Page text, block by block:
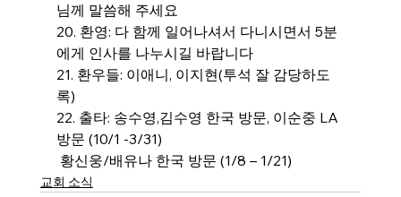
님께 말씀해 주세요
20. 환영: 다 함께 일어나셔서 다니시면서 5분
에게 인사를 나누시길 바랍니다
21. 환우들: 이애니, 이지현(투석 잘 감당하도
록)
22. 출타: 송수영,김수영 한국 방문, 이순중 LA
방문 (10/1 -3/31)
황신웅/배유나 한국 방문 (1/8 – 1/21)
교회 소식